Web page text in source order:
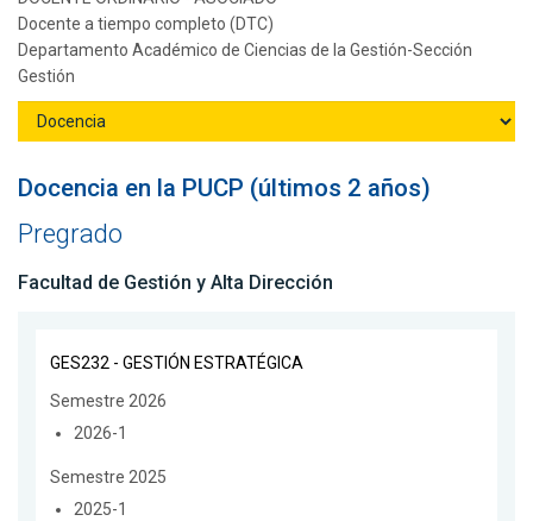
Docente a tiempo completo (DTC)
Departamento Académico de Ciencias de la Gestión-Sección
Gestión
Docencia en la PUCP (últimos 2 años)
Pregrado
Facultad de Gestión y Alta Dirección
GES232 - GESTIÓN ESTRATÉGICA
Semestre 2026
2026-1
Semestre 2025
2025-1